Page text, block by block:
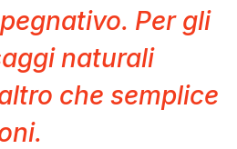
Per gli
naturali
che semplice